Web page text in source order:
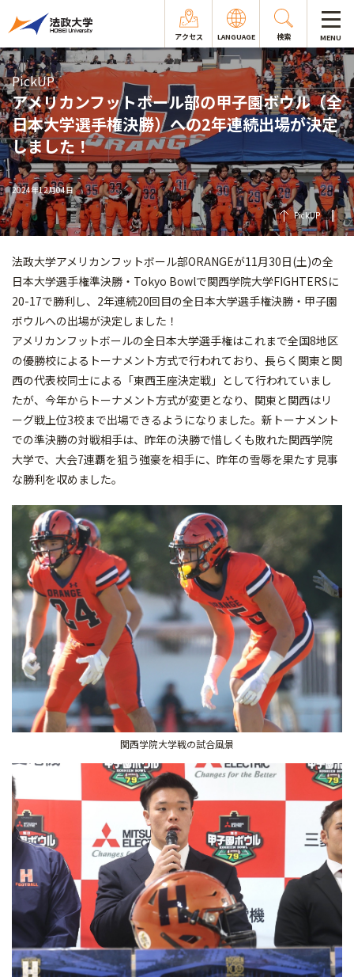
アクセス LANGUAGE 検索 MENU
PickUP
アメリカンフットボール部の甲子園ボウル（全
日本大学選手権決勝）への2年連続出場が決定
しました！
2024年12月04日
PickUP
法政大学アメリカンフットボール部ORANGEが11月30日(土)の全
日本大学選手権準決勝・Tokyo Bowlで関西学院大学FIGHTERSに
20-17で勝利し、2年連続20回目の全日本大学選手権決勝・甲子園
ボウルへの出場が決定しました！
アメリカンフットボールの全日本大学選手権はこれまで全国8地区
の優勝校によるトーナメント方式で行われており、長らく関東と関
西の代表校同士による「東西王座決定戦」として行われていまし
たが、今年からトーナメント方式が変更となり、関東と関西はリ
ーグ戦上位3校まで出場できるようになりました。新トーナメント
での準決勝の対戦相手は、昨年の決勝で惜しくも敗れた関西学院
大学で、大会7連覇を狙う強豪を相手に、昨年の雪辱を果たす見事
な勝利を収めました。
関西学院大学戦の試合風景